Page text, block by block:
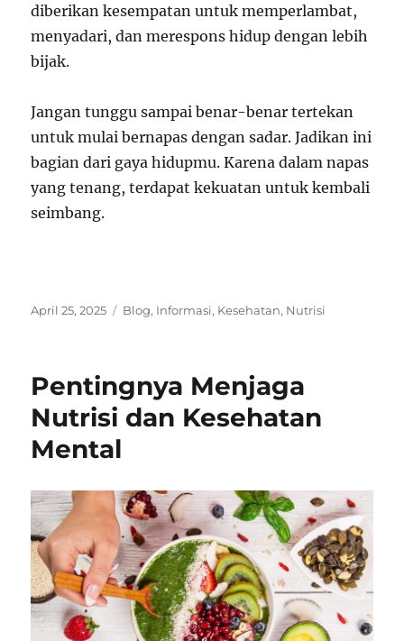
diberikan kesempatan untuk memperlambat,
menyadari, dan merespons hidup dengan lebih
bijak.
Jangan tunggu sampai benar-benar tertekan
untuk mulai bernapas dengan sadar. Jadikan ini
bagian dari gaya hidupmu. Karena dalam napas
yang tenang, terdapat kekuatan untuk kembali
seimbang.
Posted
April 25, 2025 Categories
Blog, Informasi, Kesehatan, Nutrisi
Pentingnya Menjaga
Nutrisi dan Kesehatan
Mental